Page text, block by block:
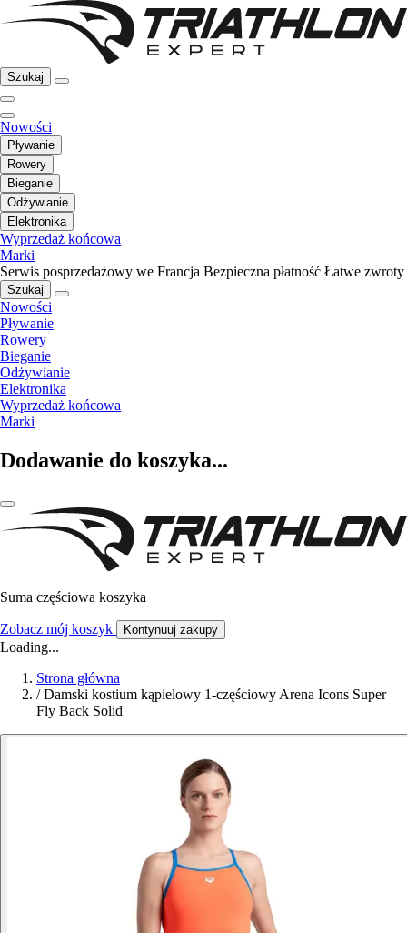
Szukaj
Nowości
Pływanie
Rowery
Bieganie
Odżywianie
Elektronika
Wyprzedaż końcowa
Marki
Serwis posprzedażowy we Francja Bezpieczna płatność Łatwe zwroty
Szukaj
Nowości
Pływanie
Rowery
Bieganie
Odżywianie
Elektronika
Wyprzedaż końcowa
Marki
Dodawanie do koszyka...
Suma częściowa koszyka
Zobacz mój koszyk Kontynuuj zakupy
Loading...
Strona główna
/ Damski kostium kąpielowy 1-częściowy Arena Icons Super
Fly Back Solid